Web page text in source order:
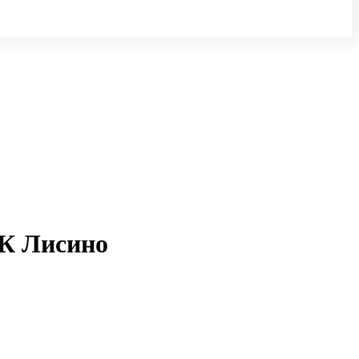
Лисино